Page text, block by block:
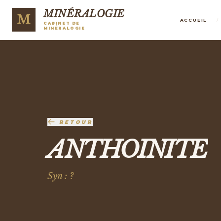
M MINÉRALOGIE
CABINET DE
MINÉRALOGIE
ACCUEIL /
RETOUR
ANTHOINITE
Syn : ?